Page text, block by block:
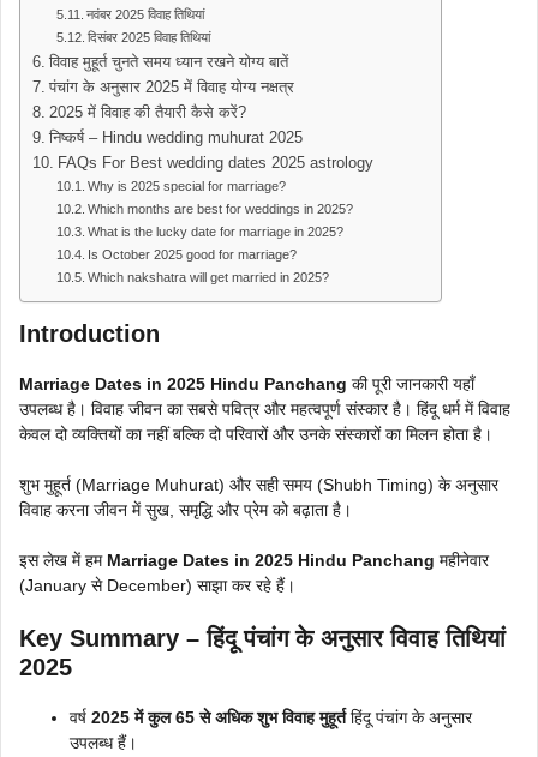
नवंबर 2025 विवाह तिथियां
दिसंबर 2025 विवाह तिथियां
विवाह मुहूर्त चुनते समय ध्यान रखने योग्य बातें
पंचांग के अनुसार 2025 में विवाह योग्य नक्षत्र
2025 में विवाह की तैयारी कैसे करें?
निष्कर्ष – Hindu wedding muhurat 2025
FAQs For Best wedding dates 2025 astrology
Why is 2025 special for marriage?
Which months are best for weddings in 2025?
What is the lucky date for marriage in 2025?
Is October 2025 good for marriage?
Which nakshatra will get married in 2025?
Introduction
Marriage Dates in 2025 Hindu Panchang की पूरी जानकारी यहाँ
उपलब्ध है। विवाह जीवन का सबसे पवित्र और महत्वपूर्ण संस्कार है। हिंदू धर्म में विवाह
केवल दो व्यक्तियों का नहीं बल्कि दो परिवारों और उनके संस्कारों का मिलन होता है।
शुभ मुहूर्त (Marriage Muhurat) और सही समय (Shubh Timing) के अनुसार
विवाह करना जीवन में सुख, समृद्धि और प्रेम को बढ़ाता है।
इस लेख में हम Marriage Dates in 2025 Hindu Panchang महीनेवार
(January से December) साझा कर रहे हैं।
Key Summary – हिंदू पंचांग के अनुसार विवाह तिथियां
2025
वर्ष 2025 में कुल 65 से अधिक शुभ विवाह मुहूर्तहिंदू पंचांग के अनुसार
उपलब्ध हैं।